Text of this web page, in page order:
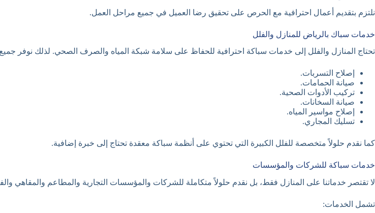
نلتزم بتقديم أعمال احترافية مع الحرص على تحقيق رضا العميل في جميع مراحل العمل.
خدمات سباك بالرياض للمنازل والفلل
تحتاج المنازل والفلل إلى خدمات سباكة احترافية للحفاظ على سلامة شبكة المياه والصرف الصحي. لذلك نوفر جميع
إصلاح التسربات.
صيانة الحمامات.
تركيب الأدوات الصحية.
صيانة السخانات.
إصلاح مواسير المياه.
تسليك المجاري.
كما نقدم حلولاً متخصصة للفلل الكبيرة التي تحتوي على أنظمة سباكة معقدة تحتاج إلى خبرة إضافية.
خدمات سباكة للشركات والمؤسسات
لا تقتصر خدماتنا على المنازل فقط، بل نقدم حلولاً متكاملة للشركات والمؤسسات التجارية والمطاعم والمقاهي
تشمل الخدمات: